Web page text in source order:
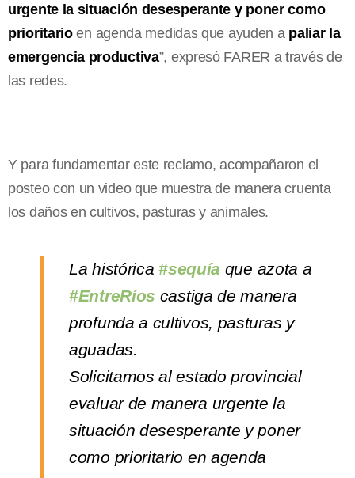
urgente la situación desesperante y poner como
prioritarioen agenda medidas que ayuden a paliar la
emergencia productiva”, expresó FARER a través de
las redes.
Y para fundamentar este reclamo, acompañaron el
posteo con un video que muestra de manera cruenta
los daños en cultivos, pasturas y animales.
La histórica#sequía que azota a
#EntreRíos castiga de manera
profunda a cultivos, pasturas y
aguadas.
Solicitamos al estado provincial
evaluar de manera urgente la
situación desesperante y poner
como prioritario en agenda